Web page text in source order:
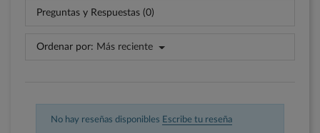
Preguntas y Respuestas (0)
Ordenar por: Más reciente
No hay reseñas disponibles Escribe tu reseña